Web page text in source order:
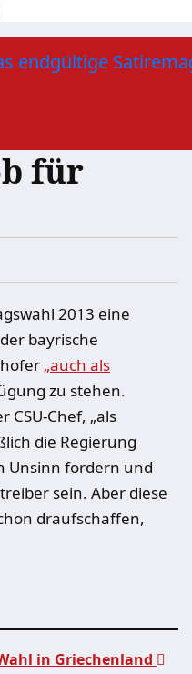
für
2013 eine
bayrische
„auch als
zu stehen.
CSU-Chef, „als
die Regierung
Unsinn fordern und
sein. Aber diese
draufschaffen,
in Griechenland